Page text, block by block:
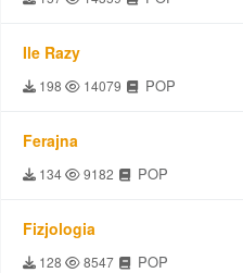
Ile Razy
198 14079 POP
Ferajna
134 9182 POP
Fizjologia
128 8547 POP